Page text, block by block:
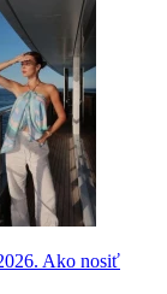
Ako nosiť